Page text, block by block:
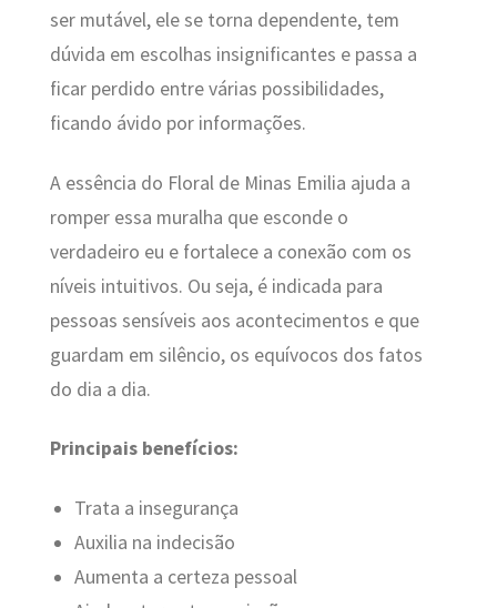
ser mutável, ele se torna dependente, tem
dúvida em escolhas insignificantes e passa a
ficar perdido entre várias possibilidades,
ficando ávido por informações.
A essência do Floral de Minas Emilia ajuda a
romper essa muralha que esconde o
verdadeiro eu e fortalece a conexão com os
níveis intuitivos. Ou seja, é indicada para
pessoas sensíveis aos acontecimentos e que
guardam em silêncio, os equívocos dos fatos
do dia a dia.
Principais benefícios:
Trata a insegurança
Auxilia na indecisão
Aumenta a certeza pessoal